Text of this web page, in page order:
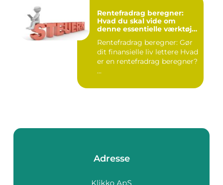
Rentefradrag beregner:
Hvad du skal vide om
denne essentielle værktøj
Rentefradrag beregner: Gør
dit finansielle liv lettere Hvad
er en rentefradrag beregner?
...
Adresse